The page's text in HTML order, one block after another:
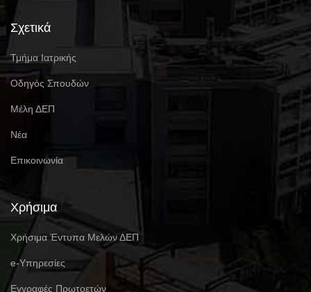
Σχετικά
Τμήμα Ιατρικής
Οδηγός Σπουδών
Μέλη ΔΕΠ
Νέα
Επικοινωνία
Χρήσιμα
Χρήσιμα Έντυπα Μελών ΔΕΠ
e-Υπηρεσίες
Eγγραφές Πρωτοετών